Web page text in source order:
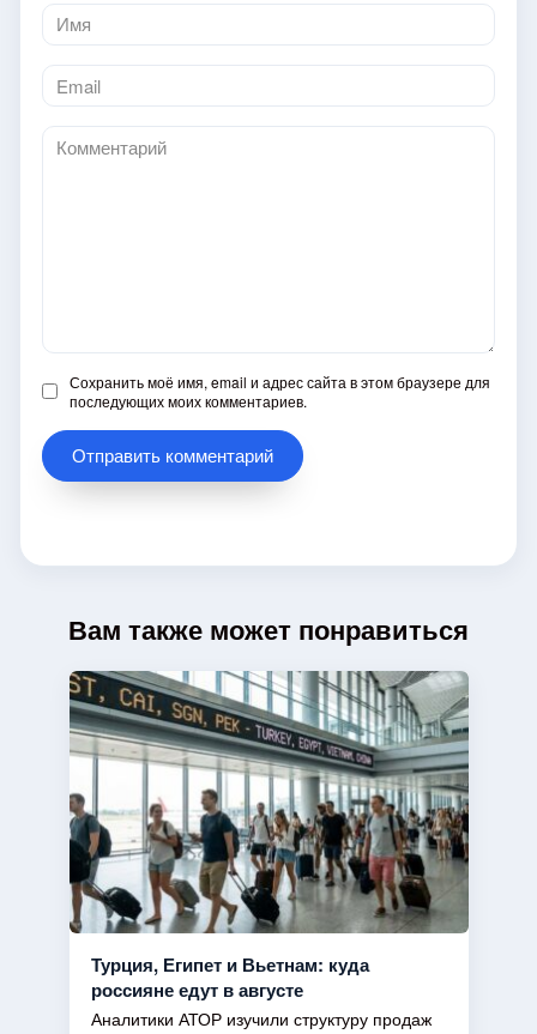
Имя
*
Email
*
Комментарий
Сохранить моё имя, email и адрес сайта в этом браузере для
последующих моих комментариев.
Вам также может понравиться
Турция, Египет и Вьетнам: куда
россияне едут в августе
Аналитики АТОР изучили структуру продаж